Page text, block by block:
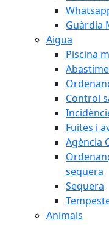
Guàrdia
Aigua
Piscina
Control
Fuites i
Agència
sequera
Sequera
Animals